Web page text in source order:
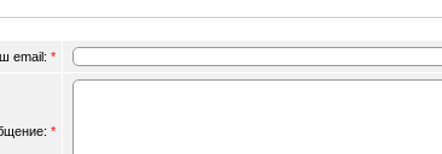
email: *
*